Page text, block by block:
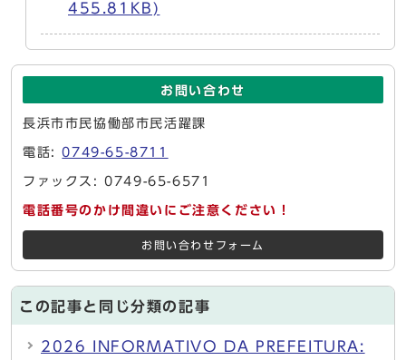
455.81KB)
お問い合わせ
長浜市市民協働部市民活躍課
電話:0749-65-8711
ファックス: 0749-65-6571
電話番号のかけ間違いにご注意ください！
お問い合わせフォーム
この記事と同じ分類の記事
2026 INFORMATIVO DA PREFEITURA: